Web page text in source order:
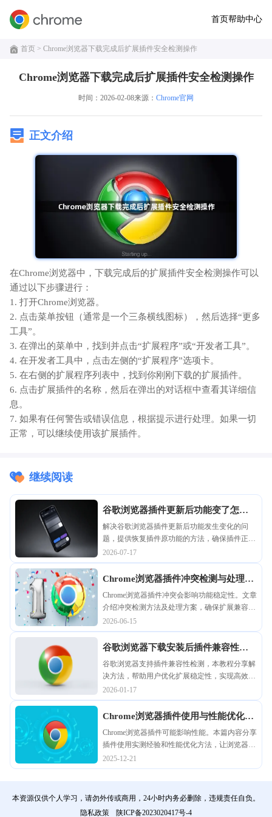
首页帮助中心
首页 > Chrome浏览器下载完成后扩展插件安全检测操作
Chrome浏览器下载完成后扩展插件安全检测操作
时间：2026-02-08来源： Chrome官网
正文介绍
在Chrome浏览器中，下载完成后的扩展插件安全检测操作可以
通过以下步骤进行：
1. 打开Chrome浏览器。
2. 点击菜单按钮（通常是一个三条横线图标），然后选择“更多
工具”。
3. 在弹出的菜单中，找到并点击“扩展程序”或“开发者工具”。
4. 在开发者工具中，点击左侧的“扩展程序”选项卡。
5. 在右侧的扩展程序列表中，找到你刚刚下载的扩展插件。
6. 点击扩展插件的名称，然后在弹出的对话框中查看其详细信
息。
7. 如果有任何警告或错误信息，根据提示进行处理。如果一切
正常，可以继续使用该扩展插件。
继续阅读
谷歌浏览器插件更新后功能变了怎么
办
解决谷歌浏览器插件更新后功能发生变化的问
题，提供恢复插件原功能的方法，确保插件正常
使用。
2026-07-17
Chrome浏览器插件冲突检测与处理详
细教程
Chrome浏览器插件冲突会影响功能稳定性。文章
介绍冲突检测方法及处理方案，确保扩展兼容
性，提升整体浏览体验。
2026-06-15
谷歌浏览器下载安装后插件兼容性检
测与解决方案
谷歌浏览器支持插件兼容性检测，本教程分享解
决方法，帮助用户优化扩展稳定性，实现高效插
件管理。
2026-01-17
Chrome浏览器插件使用与性能优化实
测
Chrome浏览器插件可能影响性能。本篇内容分享
插件使用实测经验和性能优化方法，让浏览器保
持稳定流畅。
2025-12-21
本资源仅供个人学习，请勿外传或商用，24小时内务必删除，违规责任自负。
隐私政策
陕ICP备2023020417号-4